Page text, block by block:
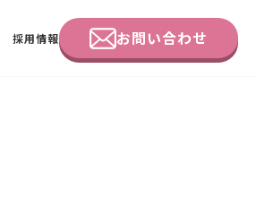
採用情報 お問い合わせ